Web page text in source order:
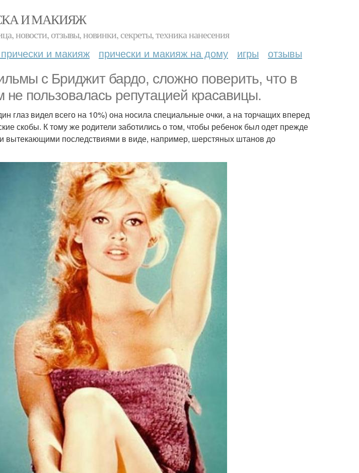
И МАКИЯЖ
новости, отзывы, новинки, секреты, техника нанесения
и макияж прически и макияж на дому игры отзывы
с Бриджит бардо, сложно поверить, что в
не пользовалась репутацией красавицы.
глаз видел всего на 10%) она носила специальные очки, а на торчащих вперед
скобы. К тому же родители заботились о том, чтобы ребенок был одет прежде
вытекающими последствиями в виде, например, шерстяных штанов до